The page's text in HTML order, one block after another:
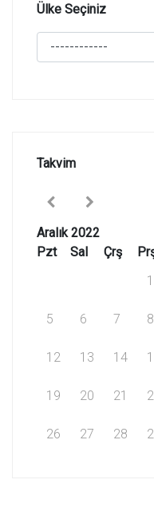
Ülke Seçiniz
Takvim
Aralık 2022
Pzt
Sal Çrş
1
5 6 7 8
12 13 14
19 20 21
26 27 28